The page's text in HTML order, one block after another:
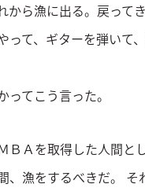
から漁に出る。戻って
って、ギターを弾いて
てこう言った。
ＢＡを取得した人間と
、漁をするべきだ。